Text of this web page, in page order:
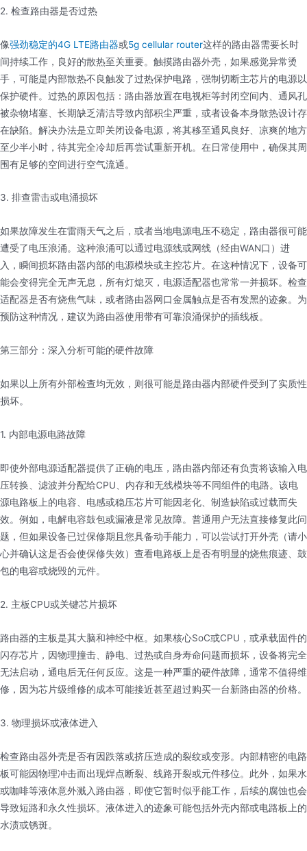
2. 检查路由器是否过热
像强劲稳定的4G LTE路由器或5g cellular router这样的路由器需要长时
间持续工作，良好的散热至关重要。触摸路由器外壳，如果感觉异常烫
手，可能是内部散热不良触发了过热保护电路，强制切断主芯片的电源以
保护硬件。过热的原因包括：路由器放置在电视柜等封闭空间内、通风孔
被杂物堵塞、长期缺乏清洁导致内部积尘严重，或者设备本身散热设计存
在缺陷。解决办法是立即关闭设备电源，将其移至通风良好、凉爽的地方
至少半小时，待其完全冷却后再尝试重新开机。在日常使用中，确保其周
围有足够的空间进行空气流通。
3. 排查雷击或电涌损坏
如果故障发生在雷雨天气之后，或者当地电源电压不稳定，路由器很可能
遭受了电压浪涌。这种浪涌可以通过电源线或网线（经由WAN口）进
入，瞬间损坏路由器内部的电源模块或主控芯片。在这种情况下，设备可
能会变得完全无声无息，所有灯熄灭，电源适配器也常常一并损坏。检查
适配器是否有烧焦气味，或者路由器网口金属触点是否有发黑的迹象。为
预防这种情况，建议为路由器使用带有可靠浪涌保护的插线板。
第三部分：深入分析可能的硬件故障
如果以上所有外部检查均无效，则很可能是路由器内部硬件受到了实质性
损坏。
1. 内部电源电路故障
即使外部电源适配器提供了正确的电压，路由器内部还有负责将该输入电
压转换、滤波并分配给CPU、内存和无线模块等不同组件的电路。该电
源电路板上的电容、电感或稳压芯片可能因老化、制造缺陷或过载而失
效。例如，电解电容鼓包或漏液是常见故障。普通用户无法直接修复此问
题，但如果设备已过保修期且您具备动手能力，可以尝试打开外壳（请小
心并确认这是否会使保修失效）查看电路板上是否有明显的烧焦痕迹、鼓
包的电容或烧毁的元件。
2. 主板CPU或关键芯片损坏
路由器的主板是其大脑和神经中枢。如果核心SoC或CPU，或承载固件的
闪存芯片，因物理撞击、静电、过热或自身寿命问题而损坏，设备将完全
无法启动，通电后无任何反应。这是一种严重的硬件故障，通常不值得维
修，因为芯片级维修的成本可能接近甚至超过购买一台新路由器的价格。
3. 物理损坏或液体进入
检查路由器外壳是否有因跌落或挤压造成的裂纹或变形。内部精密的电路
板可能因物理冲击而出现焊点断裂、线路开裂或元件移位。此外，如果水
或咖啡等液体意外溅入路由器，即使它暂时似乎能工作，后续的腐蚀也会
导致短路和永久性损坏。液体进入的迹象可能包括外壳内部或电路板上的
水渍或锈斑。